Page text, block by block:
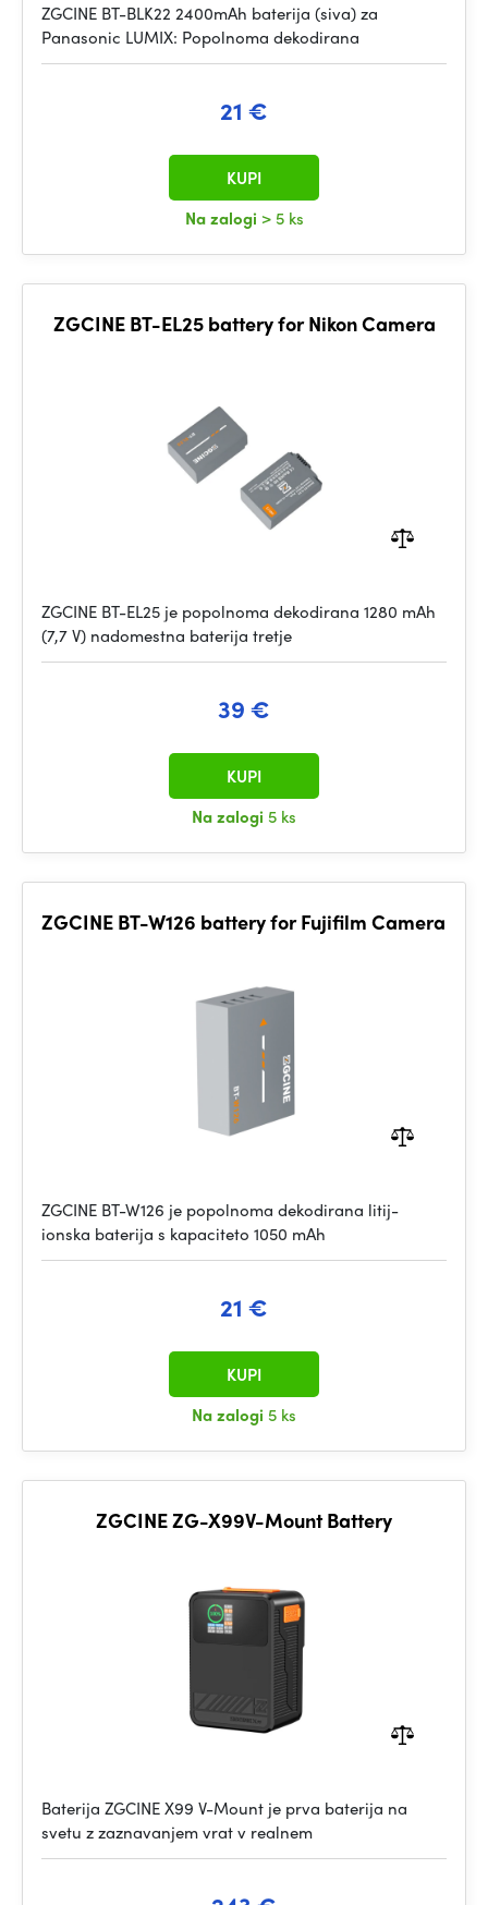
ZGCINE BT-BLK22 2400mAh baterija (siva) za
Panasonic LUMIX: Popolnoma dekodirana
21 €
Na zalogi > 5 ks
KUPI
ZGCINE BT-EL25 battery for Nikon Camera
ZGCINE BT-EL25 je popolnoma dekodirana 1280 mAh
(7,7 V) nadomestna baterija tretje
39 €
Na zalogi 5 ks
KUPI
ZGCINE BT-W126 battery for Fujifilm Camera
ZGCINE BT-W126 je popolnoma dekodirana litij-
ionska baterija s kapaciteto 1050 mAh
21 €
Na zalogi 5 ks
KUPI
ZGCINE ZG-X99V-Mount Battery
Baterija ZGCINE X99 V-Mount je prva baterija na
svetu z zaznavanjem vrat v realnem